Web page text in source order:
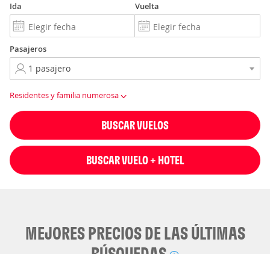
Ida Vuelta
Pasajeros
Residentes y familia numerosa
BUSCAR VUELOS
BUSCAR VUELO + HOTEL
MEJORES PRECIOS DE LAS ÚLTIMAS